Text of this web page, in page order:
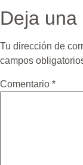
Deja
Tu dirección de
campos
Comentario *